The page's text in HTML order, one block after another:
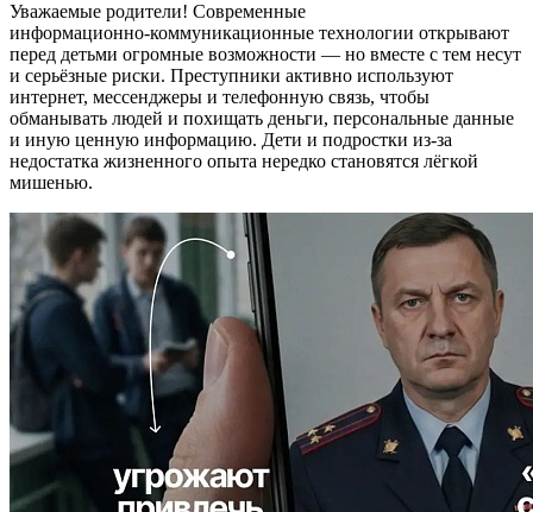
Уважаемые родители! Современные
информационно‑коммуникационные технологии открывают
перед детьми огромные возможности — но вместе с тем несут
и серьёзные риски. Преступники активно используют
интернет, мессенджеры и телефонную связь, чтобы
обманывать людей и похищать деньги, персональные данные
и иную ценную информацию. Дети и подростки из‑за
недостатка жизненного опыта нередко становятся лёгкой
мишенью.